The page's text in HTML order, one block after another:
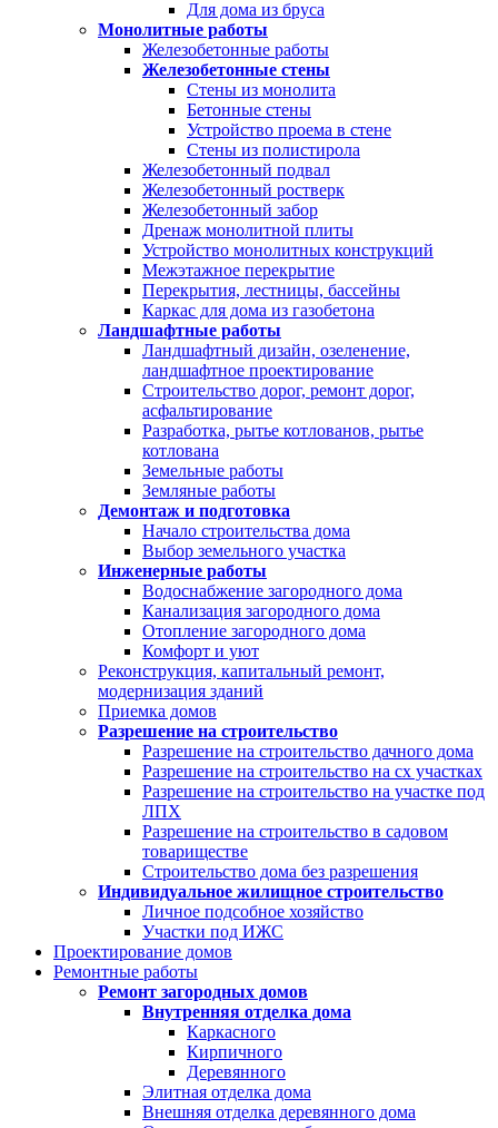
Для дома из бруса
Монолитные работы
Железобетонные работы
Железобетонные стены
Стены из монолита
Бетонные стены
Устройство проема в стене
Стены из полистирола
Железобетонный подвал
Железобетонный ростверк
Железобетонный забор
Дренаж монолитной плиты
Устройство монолитных конструкций
Межэтажное перекрытие
Перекрытия, лестницы, бассейны
Каркас для дома из газобетона
Ландшафтные работы
Ландшафтный дизайн, озеленение,
ландшафтное проектирование
Строительство дорог, ремонт дорог,
асфальтирование
Разработка, рытье котлованов, рытье
котлована
Земельные работы
Земляные работы
Демонтаж и подготовка
Начало строительства дома
Выбор земельного участка
Инженерные работы
Водоснабжение загородного дома
Канализация загородного дома
Отопление загородного дома
Комфорт и уют
Реконструкция, капитальный ремонт,
модернизация зданий
Приемка домов
Разрешение на строительство
Разрешение на строительство дачного дома
Разрешение на строительство на сх участках
Разрешение на строительство на участке под
ЛПХ
Разрешение на строительство в садовом
товариществе
Строительство дома без разрешения
Индивидуальное жилищное строительство
Личное подсобное хозяйство
Участки под ИЖС
Проектирование домов
Ремонтные работы
Ремонт загородных домов
Внутренняя отделка дома
Каркасного
Кирпичного
Деревянного
Элитная отделка дома
Внешняя отделка деревянного дома